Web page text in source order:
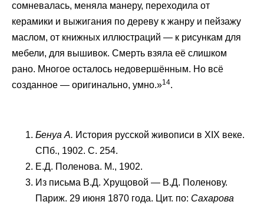
сомневалась, меняла манеру, переходила от
керамики и выжигания по дереву к жанру и пейзажу
маслом, от книжных иллюстраций — к рисункам для
мебели, для вышивок. Смерть взяла её слишком
рано. Многое осталось недовершённым. Но всё
созданное — оригинально, умно.»14.
Бенуа А. История русской живописи в XIX веке.
СПб., 1902. С. 254.
Е.Д. Поленова. М., 1902.
Из письма В.Д. Хрущовой — В.Д. Поленову.
Париж. 29 июня 1870 года. Цит. по: Сахарова